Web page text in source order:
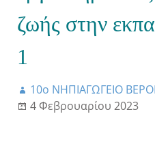
ζωής στην
1
10ο ΝΗΠΙΑΓΩΓΕΙΟ
4 Φεβρουαρίου 2023